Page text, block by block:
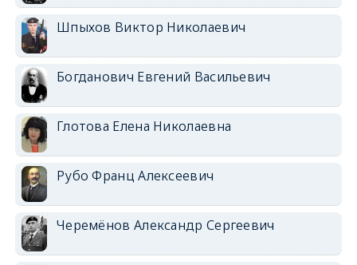
Шпыхов Виктор Николаевич
Богданович Евгений Васильевич
Глотова Елена Николаевна
Рубо Франц Алексеевич
Черемёнов Александр Сергеевич